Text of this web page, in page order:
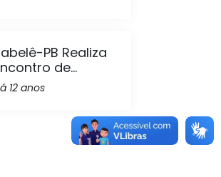
PB Realiza
de...
12 anos